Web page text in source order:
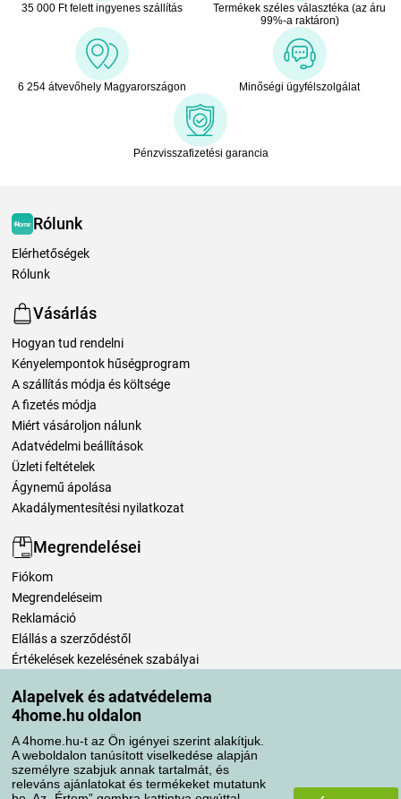
Alapelvek és adatvédelema
4home.hu oldalon
A 4home.hu-t az Ön igényei szerint alakítjuk.
A weboldalon tanúsított viselkedése alapján
személyre szabjuk annak tartalmát, és
releváns ajánlatokat és termékeket mutatunk
35 000 Ft felett ingyenes szállítás
Termékek széles választéka (az áru
99%-a raktáron)
6 254 átvevőhely Magyarországon Minőségi ügyfélszolgálat
Pénzvisszafizetési garancia
Rólunk
Elérhetőségek
Rólunk
Vásárlás
Hogyan tud rendelni
Kényelempontok hűségprogram
A szállítás módja és költsége
A fizetés módja
Miért vásároljon nálunk
Adatvédelmi beállítások
Üzleti feltételek
Ágynemű ápolása
Akadálymentesítési nyilatkozat
Megrendelései
Fiókom
Megrendeléseim
Reklamáció
Elállás a szerződéstől
Értékelések kezelésének szabályai
Szállítási módok
Fizetési módok